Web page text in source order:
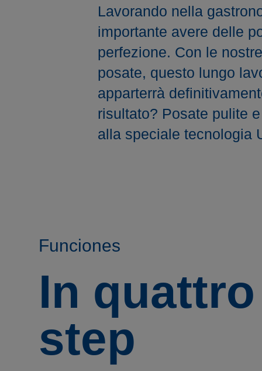
Lavorando nella
importante avere delle
perfezione. Con le
posate, questo lungo
apparterrà
risultato? Posate pulite
alla speciale tecnologia
Funciones
In quattro
step